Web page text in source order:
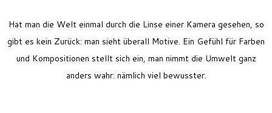
Hat man die Welt einmal durch die Linse einer Kamera gesehen, so
gibt es kein Zurück: man sieht überall Motive. Ein Gefühl für Farben
und Kompositionen stellt sich ein, man nimmt die Umwelt ganz
anders wahr: nämlich viel bewusster.